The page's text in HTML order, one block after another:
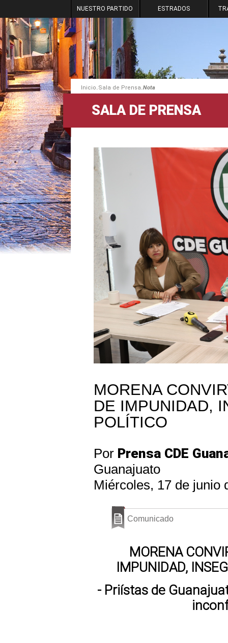
NUESTRO PARTIDO ESTRADOS
Inicio.Sala de Prensa.Nota
SALA DE PRENSA
MORENA
DE IMPUNIDAD,
POLÍTICO
Por Prensa CDE
Guanajuato
Miércoles, 17 de junio
Comunicado
MORENA
IMPUNIDAD,
- Priístas de